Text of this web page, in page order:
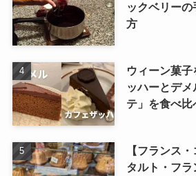
ックベリーの
方
ウィーン菓
ッハーとデ
テ」を食べ
【フランス
タルト・フ